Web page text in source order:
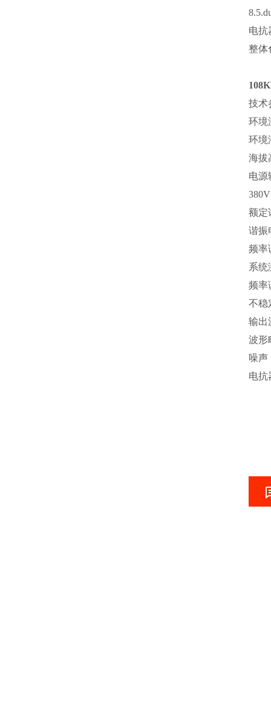
电抗
整体
技术
环境
环境
海拔
电源
额定
谐振
频率
系统
频率
不稳
输出
波形
噪声
电抗